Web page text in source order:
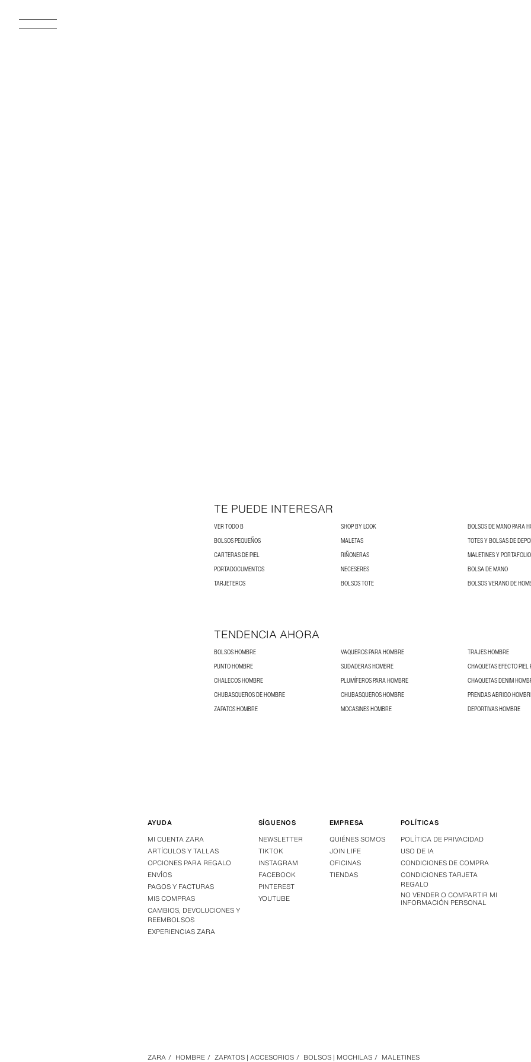
TE PUEDE INTERESAR
VER TODO B SHOP BY LOOK
BOLSOS DE MANO PARA
BOLSOS PEQUEÑOS
MALETAS
TOTES Y BOLSAS DE
CARTERAS DE PIEL
RIÑONERAS
MALETINES Y
PORTADOCUMENTOS
NECESERES
BOLSA DE MANO
TARJETEROS
BOLSOS TOTE BOLSOS VERANO DE
TENDENCIA AHORA
BOLSOS HOMBRE VAQUEROS PARA HOMBRE
TRAJES HOMBRE
PUNTO HOMBRE
SUDADERAS HOMBRE
CHAQUETAS EFECTO
CHALECOS HOMBRE
PLUMÍFEROS PARA HOMBRE
CHAQUETAS DENIM
CHUBASQUEROS DE HOMBRE
CHUBASQUEROS HOMBRE
PRENDAS ABRIGO
ZAPATOS HOMBRE
MOCASINES HOMBRE DEPORTIVAS HOMBRE
AYUDA
MI CUENTA ZARA
ARTÍCULOS Y TALLAS
OPCIONES PARA REGALO
ENVÍOS
PAGOS Y FACTURAS
MIS COMPRAS
CAMBIOS, DEVOLUCIONES Y
REEMBOLSOS
EXPERIENCIAS ZARA
SÍGUENOS
NEWSLETTER
TIKTOK
INSTAGRAM
FACEBOOK
PINTEREST
YOUTUBE
EMPRESA
QUIÉNES SOMOS
JOIN LIFE
OFICINAS
TIENDAS
POLÍTICAS
POLÍTICA DE PRIVACIDAD
USO DE IA
CONDICIONES DE COMPRA
CONDICIONES TARJETA
REGALO
NO VENDER O COMPARTIR MI
INFORMACIÓN PERSONAL
ZARA / HOMBRE / ZAPATOS | ACCESORIOS / BOLSOS | MOCHILAS / MALETINES